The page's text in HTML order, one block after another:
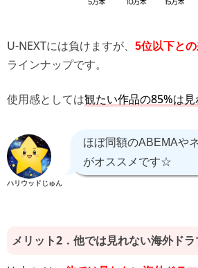
U-NEXTには負けますが、 5位以下と
ラインナップです。
使用感としては観たい作品の85%は見
ハリウッドじゅん
ほぼ同額のABEMAや
がオススメです☆
メリット2．他では見れない海外ド